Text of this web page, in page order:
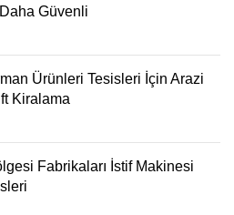
Güvenli
Ürünleri Tesisleri İçin Arazi
Kiralama
Fabrikaları İstif Makinesi